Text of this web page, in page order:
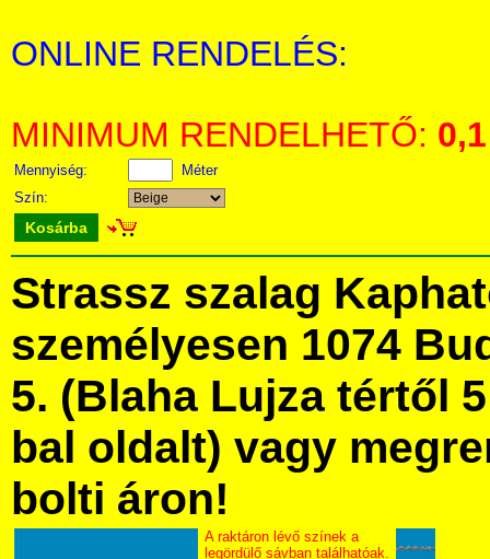
ONLINE RENDELÉS:
MINIMUM RENDELHETŐ: 0,1
Mennyiség:
Méter
Szín:
Kosárba
Strassz szalag
személyesen 1074
5. (Blaha Lujza tértől
bal oldalt) vagy
bolti áron!
A raktáron lévő színek a
legördülő sávban találhatóak.